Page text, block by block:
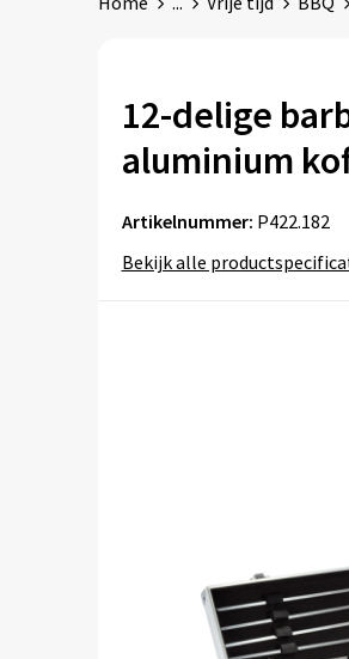
12-delige
aluminium
Artikelnummer: P422.182
Bekijk alle